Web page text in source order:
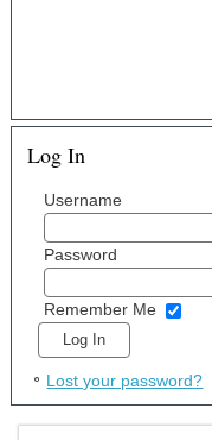
Log In
Username
Password
Remember Me
Lost your password?